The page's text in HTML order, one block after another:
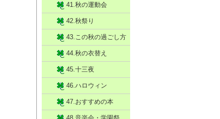
41.秋の運動会
42.秋祭り
43.この秋の過ごし方
44.秋の衣替え
45.十三夜
46.ハロウィン
47.おすすめの本
48.音楽会・学園祭